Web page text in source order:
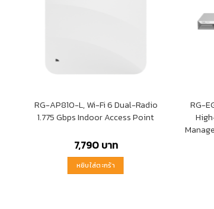
RG-AP810-L, Wi-Fi 6 Dual-Radio
1.775 Gbps Indoor Access Point
7,790บาท
หยิบใส่ตะกร้า
RG-